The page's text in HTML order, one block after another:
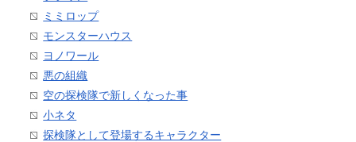
ミミロップ
モンスターハウス
ヨノワール
悪の組織
空の探検隊で新しくなった事
小ネタ
探検隊として登場するキャラクター